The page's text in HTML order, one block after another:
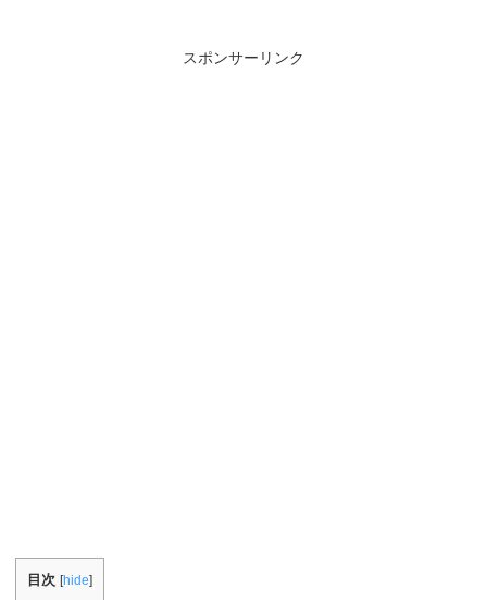
スポンサーリンク
目次 [hide]